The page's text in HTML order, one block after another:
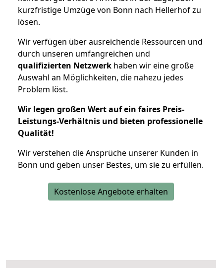
kurzfristige Umzüge von Bonn nach Hellerhof zu
lösen.
Wir verfügen über ausreichende Ressourcen und
durch unseren umfangreichen und
qualifizierten Netzwerk haben wir eine große
Auswahl an Möglichkeiten, die nahezu jedes
Problem löst.
Wir legen großen Wert auf ein faires Preis-
Leistungs-Verhältnis und bieten professionelle
Qualität!
Wir verstehen die Ansprüche unserer Kunden in
Bonn und geben unser Bestes, um sie zu erfüllen.
Kostenlose Angebote erhalten